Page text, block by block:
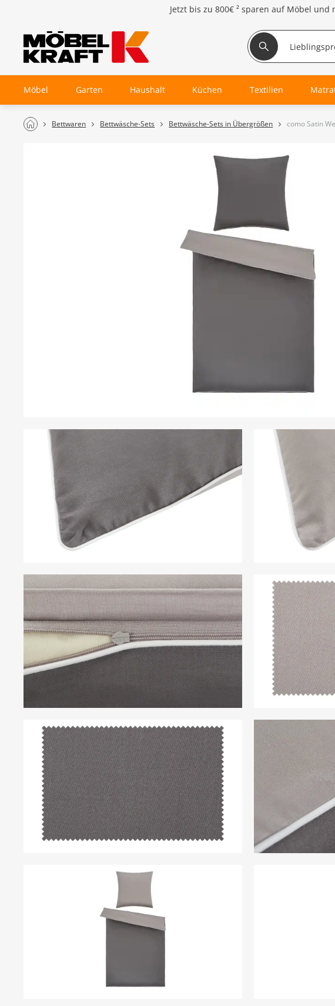
Jetzt bis zu 800€ ² sparen auf Möbel und
Möbel Garten Haushalt Küchen Textilien
Bettwaren Bettwäsche-Sets Bettwäsche-Sets in Übergrößen como Satin